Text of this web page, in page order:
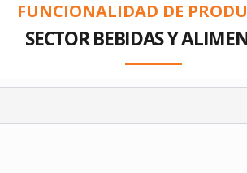
FUNCIONALIDAD DE
SECTOR BEBIDAS Y